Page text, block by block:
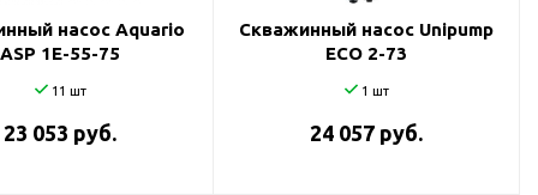
насос Aquario
ASP 1E-55-75
11 шт
23 053 руб.
Скважинный насос Unipump
ECO 2-73
1 шт
24 057 руб.